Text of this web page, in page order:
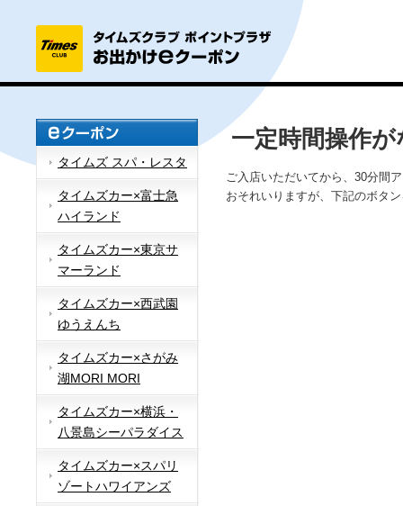
タイムズ スパ・レスタ
タイムズカー×富士急
ハイランド
タイムズカー×東京サ
マーランド
タイムズカー×西武園
ゆうえんち
タイムズカー×さがみ
湖MORI MORI
タイムズカー×横浜・
八景島シーパラダイス
タイムズカー×スパリ
ゾートハワイアンズ
一定時間操作
ご入店いただいてから、30分間
おそれいりますが、下記のボタ